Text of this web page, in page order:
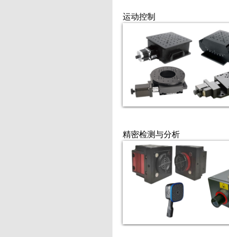
运动控制
精密检测与分析